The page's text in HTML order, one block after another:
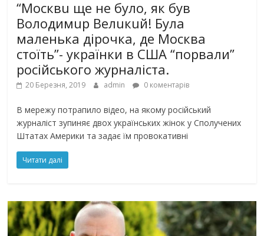
“Москвu ще не було, як був
Володимuр Велuкuй! Була
маленька дірочка, де Москва
стоїть”- українки в США “порвали”
російського журналіста.
20 Березня, 2019 admin 0 коментарів
В мережу потрапило відео, на якому російський
журналіст зупиняє двох українських жінок у Сполучених
Штатах Америки та задає їм провокативні
Читати далі